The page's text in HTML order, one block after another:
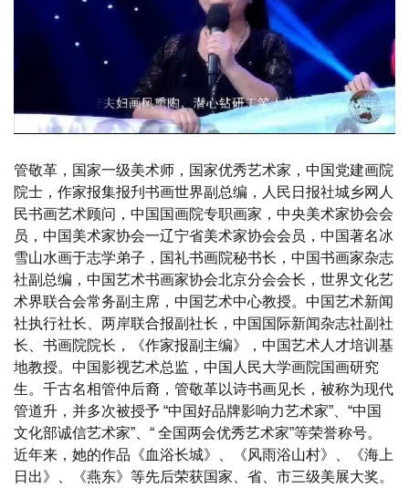
管敬革，国家一级美术师，国家优秀艺术家，中国党建画院
院士，作家报集报刋书画世界副总编，人民日报社城乡网人
民书画艺术顾问，中国国画院专职画家，中央美术家协会会
员，中国美术家协会一辽宁省美术家协会会员，中国著名冰
雪山水画于志学弟子，国礼书画院秘书长，中国书画家杂志
社副总编，中国艺术书画家协会北京分会会长，世界文化艺
术界联合会常务副主席，中国艺术中心教授。中国艺术新闻
社执行社长、两岸联合报副社长，中国国际新闻杂志社副社
长、书画院院长，《作家报副主编》，中国艺术人才培训基
地教授。中国影视艺术总监，中国人民大学画院国画研究
生。千古名相管仲后裔，管敬革以诗书画见长，被称为现代
管道升，并多次被授予 “中国好品牌影响力艺术家”、“中国
文化部诚信艺术家”、“ 全国两会优秀艺术家”等荣誉称号。
近年来，她的作品《血浴长城》、《风雨浴山村》、《海上
日出》、《燕东》等先后荣获国家、省、市三级美展大奖。